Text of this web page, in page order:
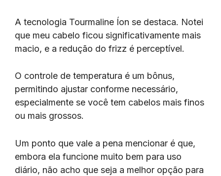
A tecnologia Tourmaline Íon se destaca. Notei
que meu cabelo ficou significativamente mais
macio, e a redução do frizz é perceptível.
O controle de temperatura é um bônus,
permitindo ajustar conforme necessário,
especialmente se você tem cabelos mais finos
ou mais grossos.
Um ponto que vale a pena mencionar é que,
embora ela funcione muito bem para uso
diário, não acho que seja a melhor opção para